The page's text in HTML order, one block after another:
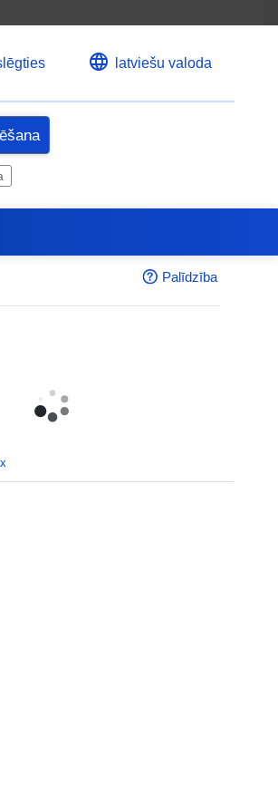
latviešu valoda
Palīdzība